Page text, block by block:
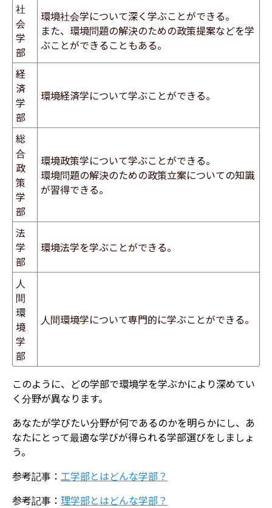
社
会
学
部
環境社会学について深く学ぶことができる。
また、環境問題の解決のための政策提案などを学
ぶことができることもある。
経
済
学
部
環境経済学について学ぶことができる。
総
合
政
策
学
部
環境政策学について学ぶことができる。
環境問題の解決のための政策立案についての知識
が習得できる。
法
学
部
環境法学を学ぶことができる。
人
間
環
境
学
部
人間環境学について専門的に学ぶことができる。
このように、どの学部で環境学を学ぶかにより深めてい
く分野が異なります。
あなたが学びたい分野が何であるのかを明らかにし、あ
なたにとって最適な学びが得られる学部選びをしましょ
う。
参考記事： 工学部とはどんな学部？
参考記事： 理学部とはどんな学部？